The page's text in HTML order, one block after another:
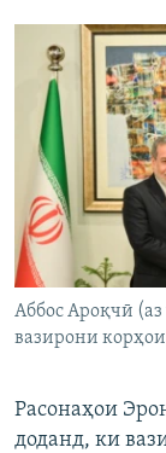
Аббос Ароқчӣ (аз
вазирони
Расонаҳои
доданд, ки